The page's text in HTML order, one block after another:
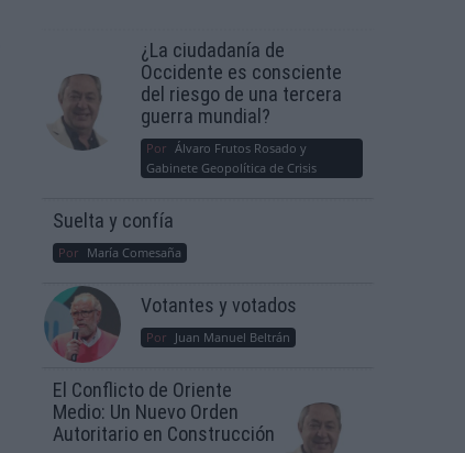
¿La ciudadanía de
Occidente es consciente
del riesgo de una tercera
guerra mundial?
Por Álvaro Frutos Rosado y
Gabinete Geopolítica de Crisis
Suelta y confía
Por María Comesaña
Votantes y votados
Por Juan Manuel Beltrán
El Conflicto de Oriente
Medio: Un Nuevo Orden
Autoritario en Construcción